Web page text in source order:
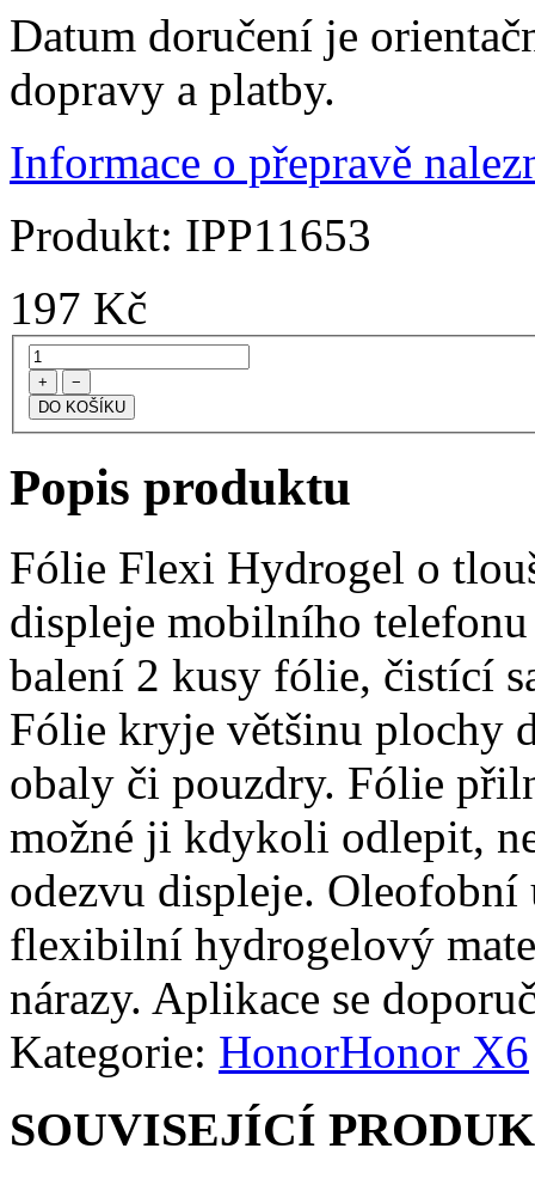
Datum doručení je
dopravy a platby.
Informace o přepravě
Produkt: IPP11653
197 Kč
+ −
Popis produktu
Fólie Flexi Hydrogel o
displeje mobilního
balení 2 kusy fólie, čistící
Fólie kryje většinu plochy
obaly či pouzdry. Fólie
možné ji kdykoli odlepit,
odezvu displeje.
flexibilní hydrogelový
nárazy. Aplikace se
Kategorie: HonorHonor X6
SOUVISEJÍCÍ